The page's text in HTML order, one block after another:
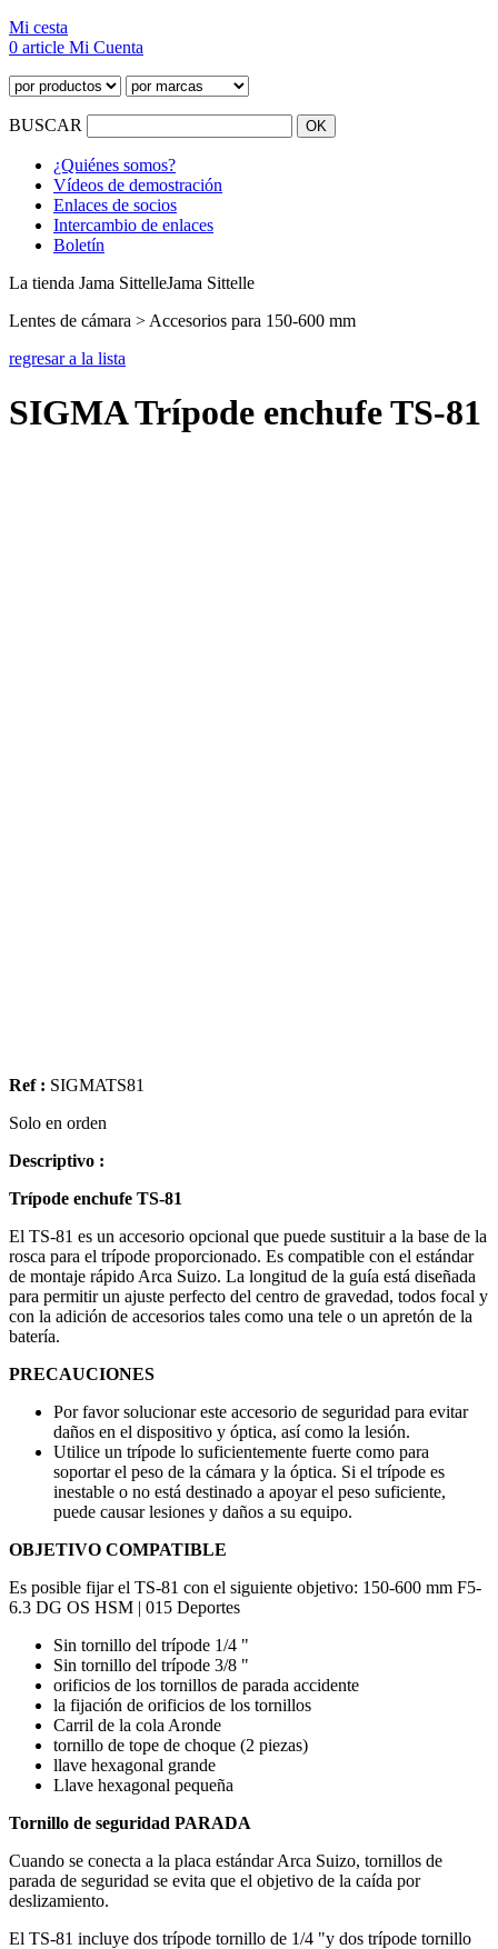
Mi cesta
0 article Mi Cuenta
BUSCAR
¿Quiénes somos?
Vídeos de demostración
Enlaces de socios
Intercambio de enlaces
Boletín
La tienda Jama SittelleJama Sittelle
Lentes de cámara > Accesorios para 150-600 mm
regresar a la lista
SIGMA Trípode enchufe TS-81
Ref : SIGMATS81
Solo en orden
Descriptivo :
Trípode enchufe TS-81
El TS-81 es un accesorio opcional que puede sustituir a la base de la
rosca para el trípode proporcionado. Es compatible con el estándar
de montaje rápido Arca Suizo. La longitud de la guía está diseñada
para permitir un ajuste perfecto del centro de gravedad, todos focal y
con la adición de accesorios tales como una tele o un apretón de la
batería.
PRECAUCIONES
Por favor solucionar este accesorio de seguridad para evitar
daños en el dispositivo y óptica, así como la lesión.
Utilice un trípode lo suficientemente fuerte como para
soportar el peso de la cámara y la óptica. Si el trípode es
inestable o no está destinado a apoyar el peso suficiente,
puede causar lesiones y daños a su equipo.
OBJETIVO COMPATIBLE
Es posible fijar el TS-81 con el siguiente objetivo: 150-600 mm F5-
6.3 DG OS HSM | 015 Deportes
Sin tornillo del trípode 1/4 "
Sin tornillo del trípode 3/8 "
orificios de los tornillos de parada accidente
la fijación de orificios de los tornillos
Carril de la cola Aronde
tornillo de tope de choque (2 piezas)
llave hexagonal grande
Llave hexagonal pequeña
Tornillo de seguridad PARADA
Cuando se conecta a la placa estándar Arca Suizo, tornillos de
parada de seguridad se evita que el objetivo de la caída por
deslizamiento.
El TS-81 incluye dos trípode tornillo de 1/4 "y dos trípode tornillo